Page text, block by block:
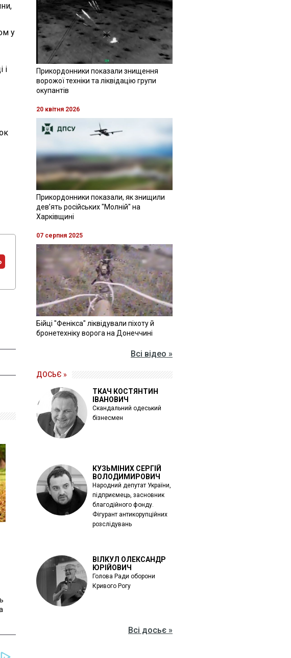
у
і
Прикордонники показали знищення
ворожої техніки та ліквідацію групи
окупантів
20 квітня 2026
Прикордонники показали, як знищили
девʼять російських "Молній" на
Харківщині
07 серпня 2025
Бійці "Фенікса" ліквідували піхоту й
бронетехніку ворога на Донеччині
Всі відео »
ДОСЬЄ »
ТКАЧ КОСТЯНТИН
ІВАНОВИЧ
Скандальний одеський
бізнесмен
КУЗЬМІНИХ СЕРГІЙ
ВОЛОДИМИРОВИЧ
Народний депутат України,
підприємець, засновник
благодійного фонду.
Фігурант антикорупційних
розслідувань
ВІЛКУЛ ОЛЕКСАНДР
ЮРІЙОВИЧ
Голова Ради оборони
Кривого Рогу
Всі досьє »